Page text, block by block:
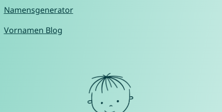
Namensgenerator
Vornamen Blog